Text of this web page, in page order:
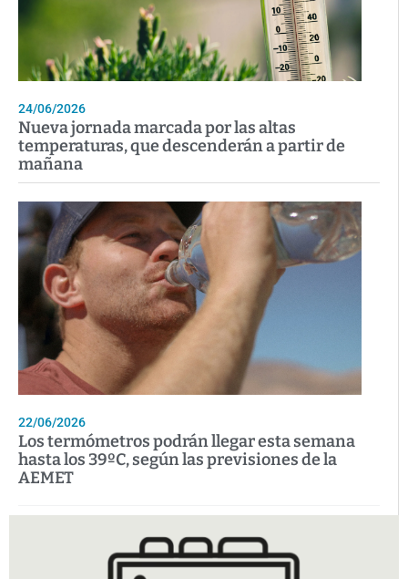
24/06/2026
Nueva jornada marcada por las altas
temperaturas, que descenderán a partir de
mañana
22/06/2026
Los termómetros podrán llegar esta semana
hasta los 39ºC, según las previsiones de la
AEMET